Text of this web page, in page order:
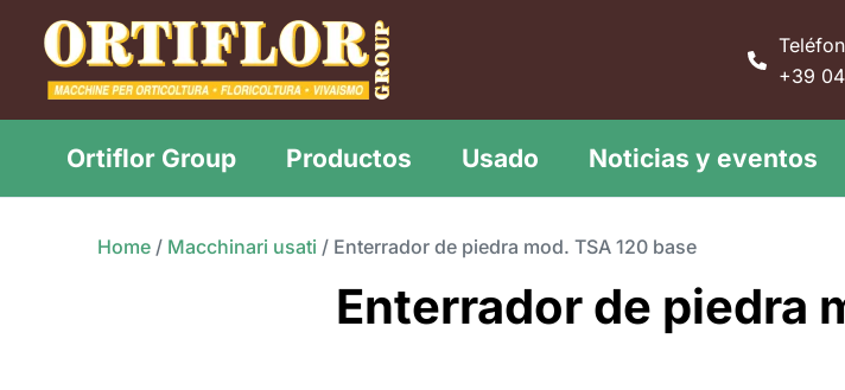
contenido
+39
Ortiflor Group Productos Usado Noticias y eventos
Home / Macchinari usati / Enterrador de piedra mod. TSA 120 base
Enterrador de piedra